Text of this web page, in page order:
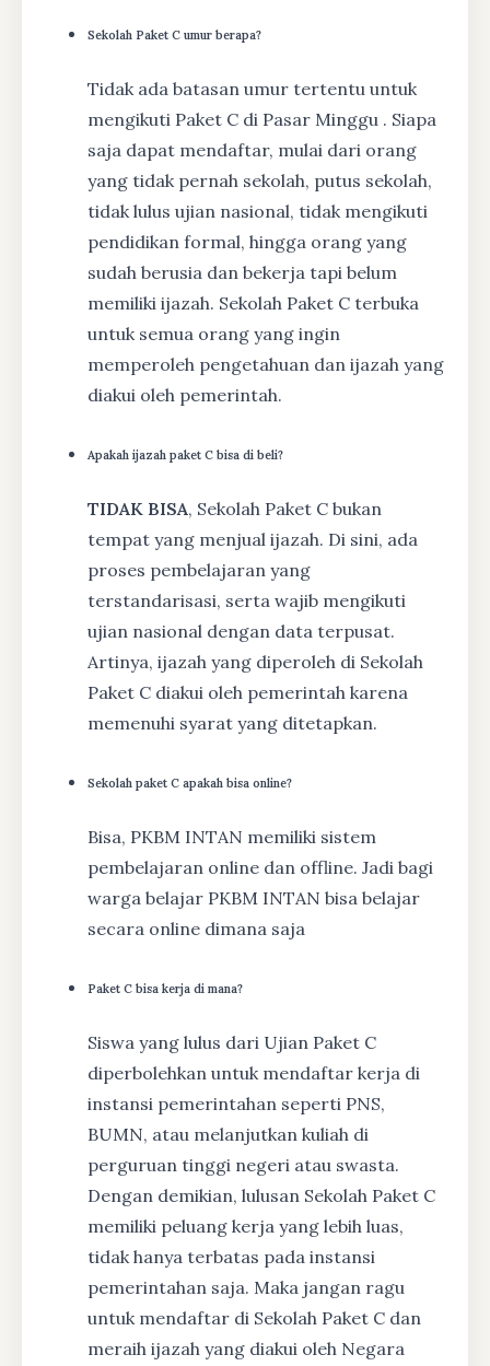
Sekolah Paket C umur berapa?
Tidak ada batasan umur tertentu untuk
mengikuti Paket C di Pasar Minggu . Siapa
saja dapat mendaftar, mulai dari orang
yang tidak pernah sekolah, putus sekolah,
tidak lulus ujian nasional, tidak mengikuti
pendidikan formal, hingga orang yang
sudah berusia dan bekerja tapi belum
memiliki ijazah. Sekolah Paket C terbuka
untuk semua orang yang ingin
memperoleh pengetahuan dan ijazah yang
diakui oleh pemerintah.
Apakah ijazah paket C bisa di beli?
TIDAK BISA, Sekolah Paket C bukan
tempat yang menjual ijazah. Di sini, ada
proses pembelajaran yang
terstandarisasi, serta wajib mengikuti
ujian nasional dengan data terpusat.
Artinya, ijazah yang diperoleh di Sekolah
Paket C diakui oleh pemerintah karena
memenuhi syarat yang ditetapkan.
Sekolah paket C apakah bisa online?
Bisa, PKBM INTAN memiliki sistem
pembelajaran online dan offline. Jadi bagi
warga belajar PKBM INTAN bisa belajar
secara online dimana saja
Paket C bisa kerja di mana?
Siswa yang lulus dari Ujian Paket C
diperbolehkan untuk mendaftar kerja di
instansi pemerintahan seperti PNS,
BUMN, atau melanjutkan kuliah di
perguruan tinggi negeri atau swasta.
Dengan demikian, lulusan Sekolah Paket C
memiliki peluang kerja yang lebih luas,
tidak hanya terbatas pada instansi
pemerintahan saja. Maka jangan ragu
untuk mendaftar di Sekolah Paket C dan
meraih ijazah yang diakui oleh Negara